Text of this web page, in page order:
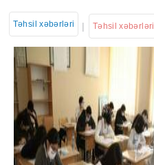
Təhsil xəbərləri | Təhsil xəbərləri